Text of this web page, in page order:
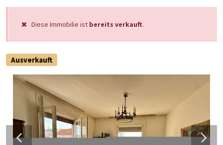
Diese Immobilie ist bereits verkauft.
Ausverkauft